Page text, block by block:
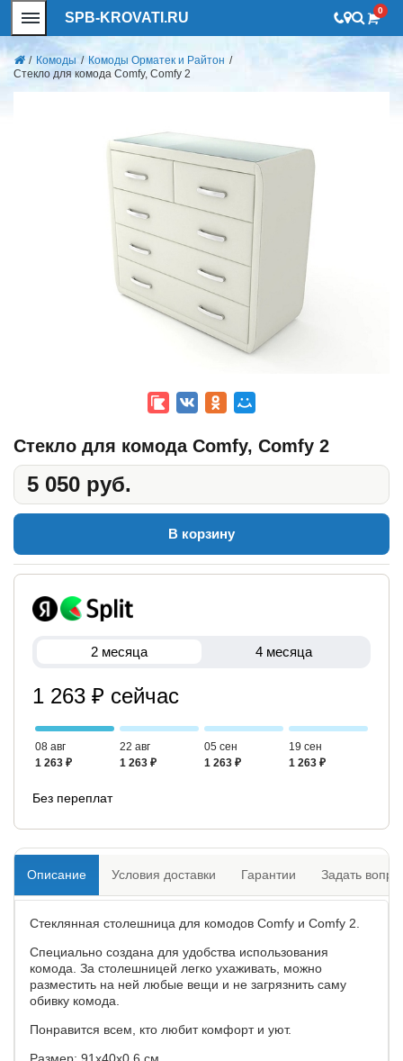
SPB-KROVATI.RU 0
/ Комоды / Комоды Орматек и Райтон /
Стекло для комода Comfy, Comfy 2
Стекло для комода Comfy, Comfy 2
5 050 руб.
В корзину
2 месяца 4 месяца
1 263 ₽ сейчас
08 авг
1 263 ₽
22 авг
1 263 ₽
05 сен
1 263 ₽
19 сен
1 263 ₽
Без переплат
Описание Условия доставки Гарантии Задать
Стеклянная столешница для комодов Comfy и Comfy 2.
Специально создана для удобства использования
комода. За столешницей легко ухаживать, можно
разместить на ней любые вещи и не загрязнить саму
обивку комода.
Понравится всем, кто любит комфорт и уют.
Размер: 91х40х0.6 см.